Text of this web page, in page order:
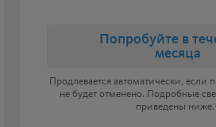
Попробуйте в
месяца
Продлевается автоматически, если
не будет отменено. Подробные
приведены